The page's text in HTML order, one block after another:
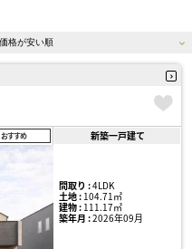
おすすめ 新築一戸建て
間取り :4LDK
土地 :104.71㎡
建物 :111.17㎡
築年月 :2026年09月